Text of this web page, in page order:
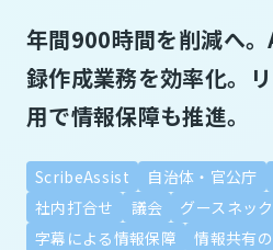
年間900時間を削減へ
録作成業務を効率化。
用で情報保障も推進。
ScribeAssist 自治体・官公庁
社内打合せ
議会
グースネッ
字幕による情報保障
情報共有